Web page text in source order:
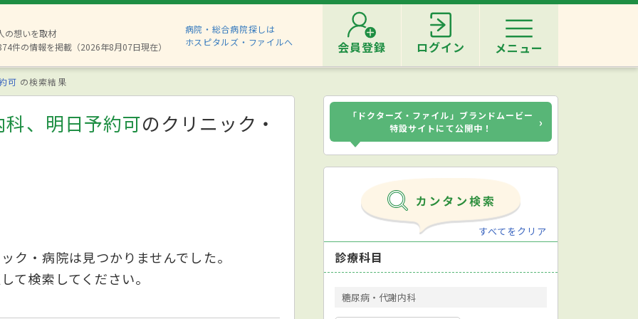
の想いを取材
件の情報を掲載（2026年8月07日現在）
病院・総合病院探しは
ホスピタルズ・ファイルへ
会員登録 ログイン メニュー
可 の検索結果
、明日予約可のクリニック・
ク・病院は見つかりませんでした。
て検索してください。
「ドクターズ・ファイル」ブランドムービー
特設サイトにて公開中！
›
すべてをクリア
診療科目
糖尿病・代謝内科